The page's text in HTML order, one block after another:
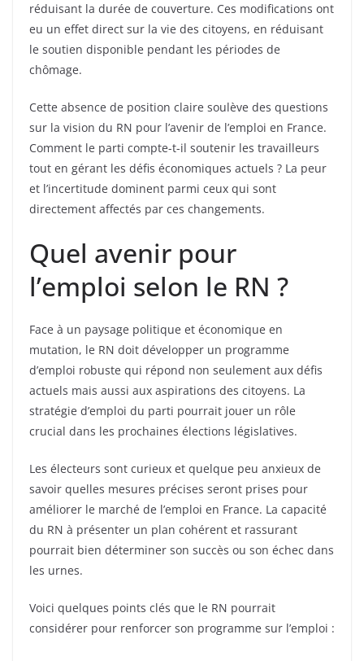
réduisant la durée de couverture. Ces modifications ont
eu un effet direct sur la vie des citoyens, en réduisant
le soutien disponible pendant les périodes de
chômage.
Cette absence de position claire soulève des questions
sur la vision du RN pour l’avenir de l’emploi en France.
Comment le parti compte-t-il soutenir les travailleurs
tout en gérant les défis économiques actuels ? La peur
et l’incertitude dominent parmi ceux qui sont
directement affectés par ces changements.
Quel avenir pour
l’emploi selon le RN ?
Face à un paysage politique et économique en
mutation, le RN doit développer un programme
d’emploi robuste qui répond non seulement aux défis
actuels mais aussi aux aspirations des citoyens. La
stratégie d’emploi du parti pourrait jouer un rôle
crucial dans les prochaines élections législatives.
Les électeurs sont curieux et quelque peu anxieux de
savoir quelles mesures précises seront prises pour
améliorer le marché de l’emploi en France. La capacité
du RN à présenter un plan cohérent et rassurant
pourrait bien déterminer son succès ou son échec dans
les urnes.
Voici quelques points clés que le RN pourrait
considérer pour renforcer son programme sur l’emploi :